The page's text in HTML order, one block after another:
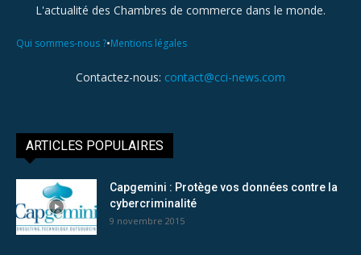
L'actualité des Chambres de commerce dans le monde.
Qui sommes-nous ?•Mentions légales
Contactez-nous: contact@cci-news.com
ARTICLES POPULAIRES
Capgemini : Protège vos données contre la
cybercriminalité
9 novembre 2015